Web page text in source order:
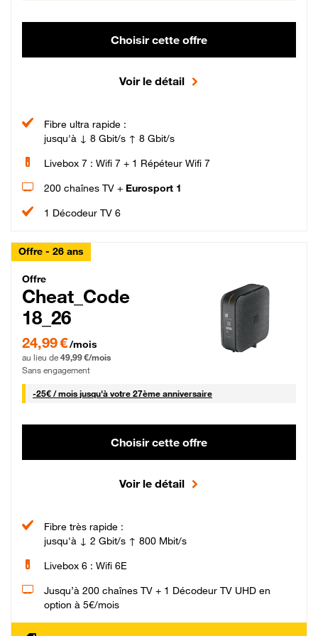
Choisir cette offre
Voir le détail
Fibre ultra rapide :
jusqu'à ↓ 8 Gbit/s ↑ 8 Gbit/s
Livebox 7 : Wifi 7 + 1 Répéteur Wifi 7
200 chaînes TV + Eurosport 1
1 Décodeur TV 6
Offre - 26 ans
Cheat_Code Fibre_18_26
Offre
Cheat_Code
18_26
24,99 € par mois pendant 0 mois puis 49,99 € par mois, Sans engagement
24,99 €/mois
au lieu de 49,99 €/mois
Sans engagement
-25€ / mois25 € par mois
jusqu'à votre 27ème anniversaire
Choisir cette offre
Voir le détail
Fibre très rapide :
jusqu'à ↓ 2 Gbit/s ↑ 800 Mbit/s
Livebox 6 : Wifi 6E
Jusqu’à 200 chaînes TV + 1 Décodeur TV UHD en
option à 5€/mois